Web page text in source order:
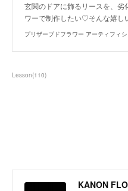
玄関のドアに飾るリースを、劣
ワーで制作したい♡そんな嬉し
Lesson(110)
KANON